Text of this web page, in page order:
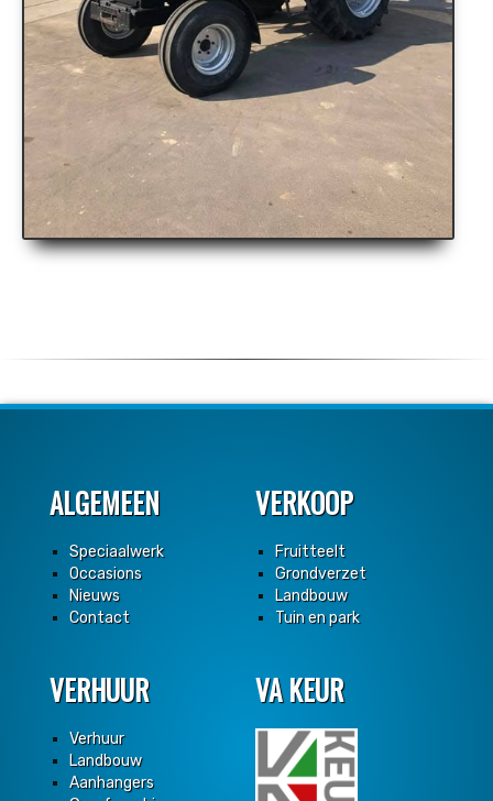
ALGEMEEN
Speciaalwerk
Occasions
Nieuws
Contact
VERKOOP
Fruitteelt
Grondverzet
Landbouw
Tuin en park
VERHUUR
Verhuur
Landbouw
Aanhangers
VA KEUR